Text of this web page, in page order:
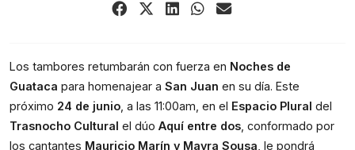
Share Share
(Twitter)
ShareShareShare
Los tambores retumbarán con fuerza en Noches de
Guataca para homenajear a San Juan en su día. Este
próximo 24 de junio , a las 11:00am, en el Espacio Plural del
Trasnocho Cultural el dúo Aquí entre dos , conformado por
los cantantes Mauricio Marín y Mayra Sousa , le pondrá